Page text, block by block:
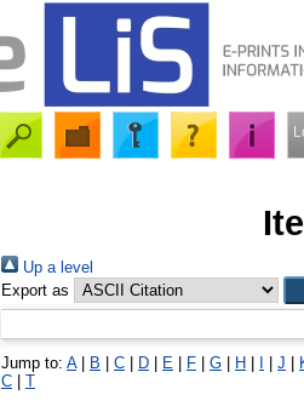
Up a level
Export as
Jump to: A| B C D E F G H J
С
Т